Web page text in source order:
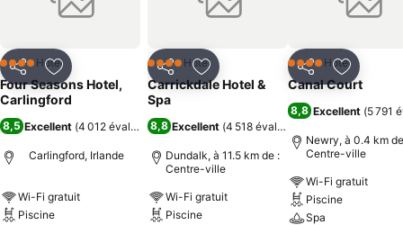
PartagerAjouter à mes favoris
4 ÉtoilesHôtel
Four Seasons Hotel,
Carlingford
8,5 Excellent (4 012 évaluations)
Carlingford, Irlande
Wi-Fi gratuit
Piscine
PartagerAjouter à mes favoris
4 ÉtoilesHôtel
Carrickdale Hotel &
Spa
8,8 Excellent (4 518 évaluations
Dundalk, à 11.5 km de :
Centre-ville
Wi-Fi gratuit
Piscine
PartagerAjouter
4 ÉtoilesHôtel
Canal Court
8,8 Excellent (5 791
Newry, à 0.4 km
Centre-ville
Wi-Fi gratuit
Piscine
Spa